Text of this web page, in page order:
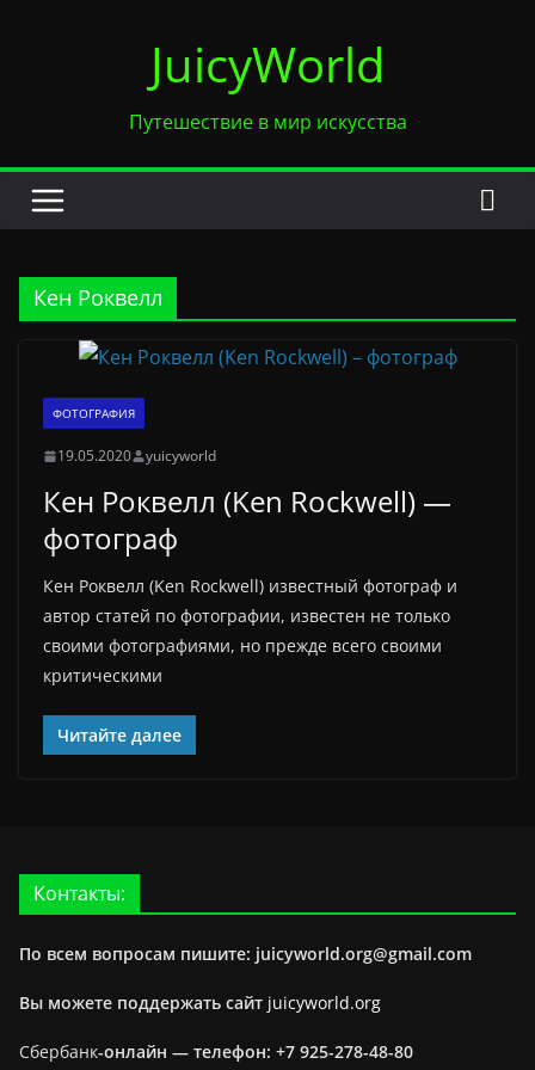
JuicyWorld
Путешествие в мир искусства
Кен Роквелл
ФОТОГРАФИЯ
19.05.2020 yuicyworld
Кен Роквелл (Ken Rockwell) —
фотограф
Кен Роквелл (Ken Rockwell) известный фотограф и
автор статей по фотографии, известен не только
своими фотографиями, но прежде всего своими
критическими
Читайте далее
Контакты:
По всем вопросам пишите: juicyworld.org@gmail.com
Вы можете поддержать сайт juicyworld.org
Сбербанк-онлайн — телефон: +7 925-278-48-80